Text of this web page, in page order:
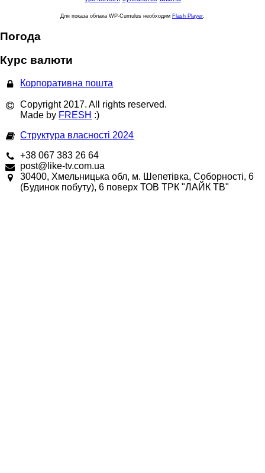
Для показа облака WP-Cumulus необходим Flash Player
Погода
Курс валюти
Корпоративна пошта
Copyright 2017. All rights reserved.
Made by FRESH :)
Структура власності 2024
+38 067 383 26 64
post@like-tv.com.ua
30400, Хмельницька обл, м. Шепетівка, Соборності, 6
(Будинок побуту), 6 поверх ТОВ ТРК "ЛАЙК ТВ"